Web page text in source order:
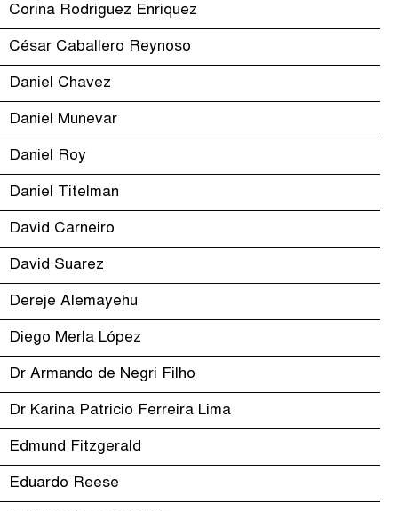
Corina Rodriguez Enriquez
César Caballero Reynoso
Daniel Chavez
Daniel Munevar
Daniel Roy
Daniel Titelman
David Carneiro
David Suarez
Dereje Alemayehu
Diego Merla López
Dr Armando de Negri Filho
Dr Karina Patricio Ferreira Lima
Edmund Fitzgerald
Eduardo Reese